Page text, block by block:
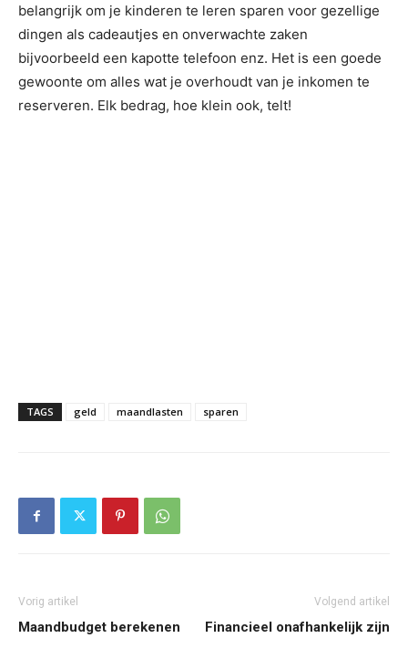
belangrijk om je kinderen te leren sparen voor gezellige
dingen als cadeautjes en onverwachte zaken
bijvoorbeeld een kapotte telefoon enz. Het is een goede
gewoonte om alles wat je overhoudt van je inkomen te
reserveren. Elk bedrag, hoe klein ook, telt!
TAGS geld maandlasten sparen
Vorig artikel
Maandbudget berekenen
Volgend artikel
Financieel onafhankelijk zijn